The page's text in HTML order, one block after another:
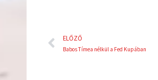
Előző
ELŐZŐ
Babos Tímea nélkül a Fed Kupában